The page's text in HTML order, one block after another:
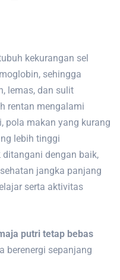
kekurangan sel
sehingga
lemas, dan sulit
rentan mengalami
pola makan yang kurang
lebih tinggi
dengan baik,
jangka panjang
serta aktivitas
putri tetap bebas
berenergi sepanjang